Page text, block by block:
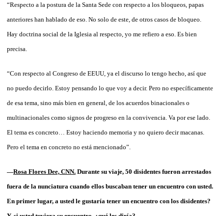
“Respecto a la postura de la Santa Sede con respecto a los bloqueos, papas
anteriores han hablado de eso. No solo de este, de otros casos de bloqueo.
Hay doctrina social de la Iglesia al respecto, yo me refiero a eso. Es bien
precisa.
“Con respecto al Congreso de EEUU, ya el discurso lo tengo hecho, así que
no puedo decirlo. Estoy pensando lo que voy a decir. Pero no específicamente
de esa tema, sino más bien en general, de los acuerdos binacionales o
multinacionales como signos de progreso en la convivencia. Va por ese lado.
El tema es concreto… Estoy haciendo memoria y no quiero decir macanas.
Pero el tema en concreto no está mencionado”.
—Rosa Flores Dee, CNN. Durante su viaje, 50 disidentes fueron arrestados
fuera de la nunciatura cuando ellos buscaban tener un encuentro con usted.
En primer lugar, a usted le gustaría tener un encuentro con los disidentes?